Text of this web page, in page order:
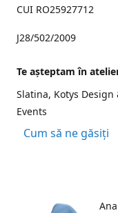
CUI RO25927712
J28/502/2009
Te aşteptam în
Slatina, Kotys Design
Events
Cum să ne găsiți